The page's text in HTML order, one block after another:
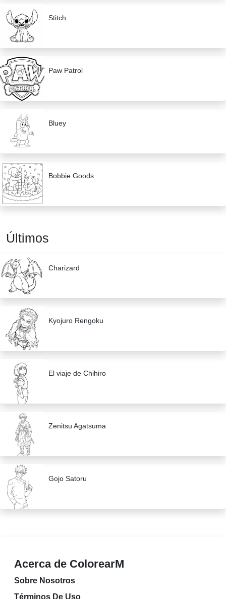
Stitch
Paw Patrol
Bluey
Bobbie Goods
Últimos
Charizard
Kyojuro Rengoku
El viaje de Chihiro
Zenitsu Agatsuma
Gojo Satoru
Acerca de ColorearM
Sobre Nosotros
Términos De Uso